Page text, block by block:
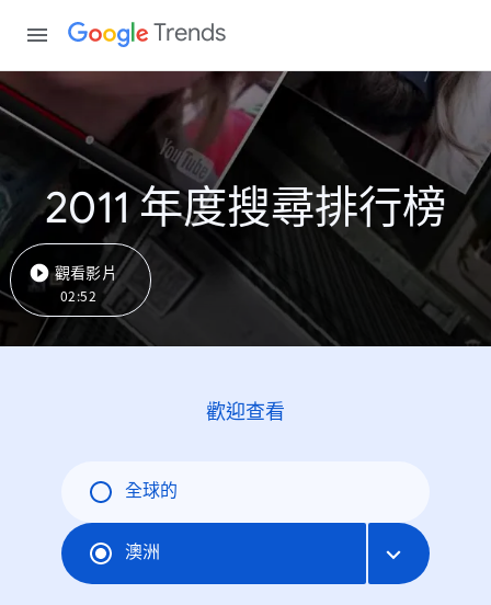
Trends
2011 年度搜尋排行榜
觀看影片
02:52
歡迎查看
全球的
澳洲